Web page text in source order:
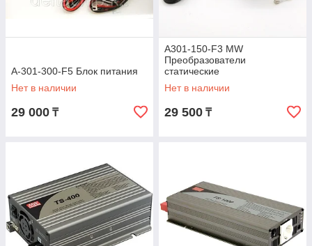
A-301-300-F5 Блок питания
Нет в наличии
29 000 ₸
A301-150-F3 MW
Преобразователи
статические
Нет в наличии
29 500 ₸